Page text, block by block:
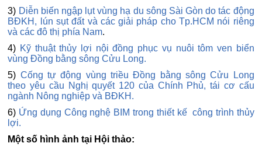
3) Diễn biến ngập lụt vùng hạ du sông Sài Gòn do tác động
BĐKH, lún sụt đất và các giải pháp cho Tp.HCM nói riêng
và các đô thị phía Nam.
4) Kỹ thuật thủy lợi nội đồng phục vụ nuôi tôm ven biển
vùng Đồng bằng sông Cửu Long.
5) Cống tự động vùng triều Đồng bằng sông Cửu Long
theo yêu cầu Nghị quyết 120 của Chính Phủ, tái cơ cấu
ngành Nông nghiệp và BĐKH.
6) Ứng dụng Công nghệ BIM trong thiết kế công trình thủy
lợi.
Một số hình ảnh tại Hội thảo: